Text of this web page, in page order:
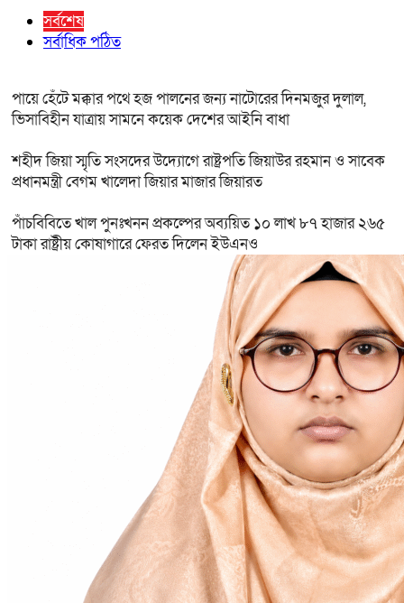
সর্বশেষ
সর্বাধিক পঠিত
পায়ে হেঁটে মক্কার পথে হজ পালনের জন্য নাটোরের দিনমজুর দুলাল,
ভিসাবিহীন যাত্রায় সামনে কয়েক দেশের আইনি বাধা
শহীদ জিয়া স্মৃতি সংসদের উদ্যোগে রাষ্ট্রপতি জিয়াউর রহমান ও সাবেক
প্রধানমন্ত্রী বেগম খালেদা জিয়ার মাজার জিয়ারত
পাঁচবিবিতে খাল পুনঃখনন প্রকল্পের অব্যয়িত ১০ লাখ ৮৭ হাজার ২৬৫
টাকা রাষ্ট্রীয় কোষাগারে ফেরত দিলেন ইউএনও